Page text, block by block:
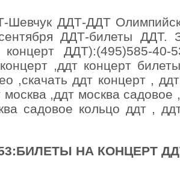
Шевчук ДДТ-ДДТ
ДДТ-билеты ДДТ.
ДДТ):(495)585-
,ддт концерт
,скачать ддт концерт ,
москва ,ддт москва
садовое кольцо ддт ,
53:БИЛЕТЫ НА КОНЦЕРТ